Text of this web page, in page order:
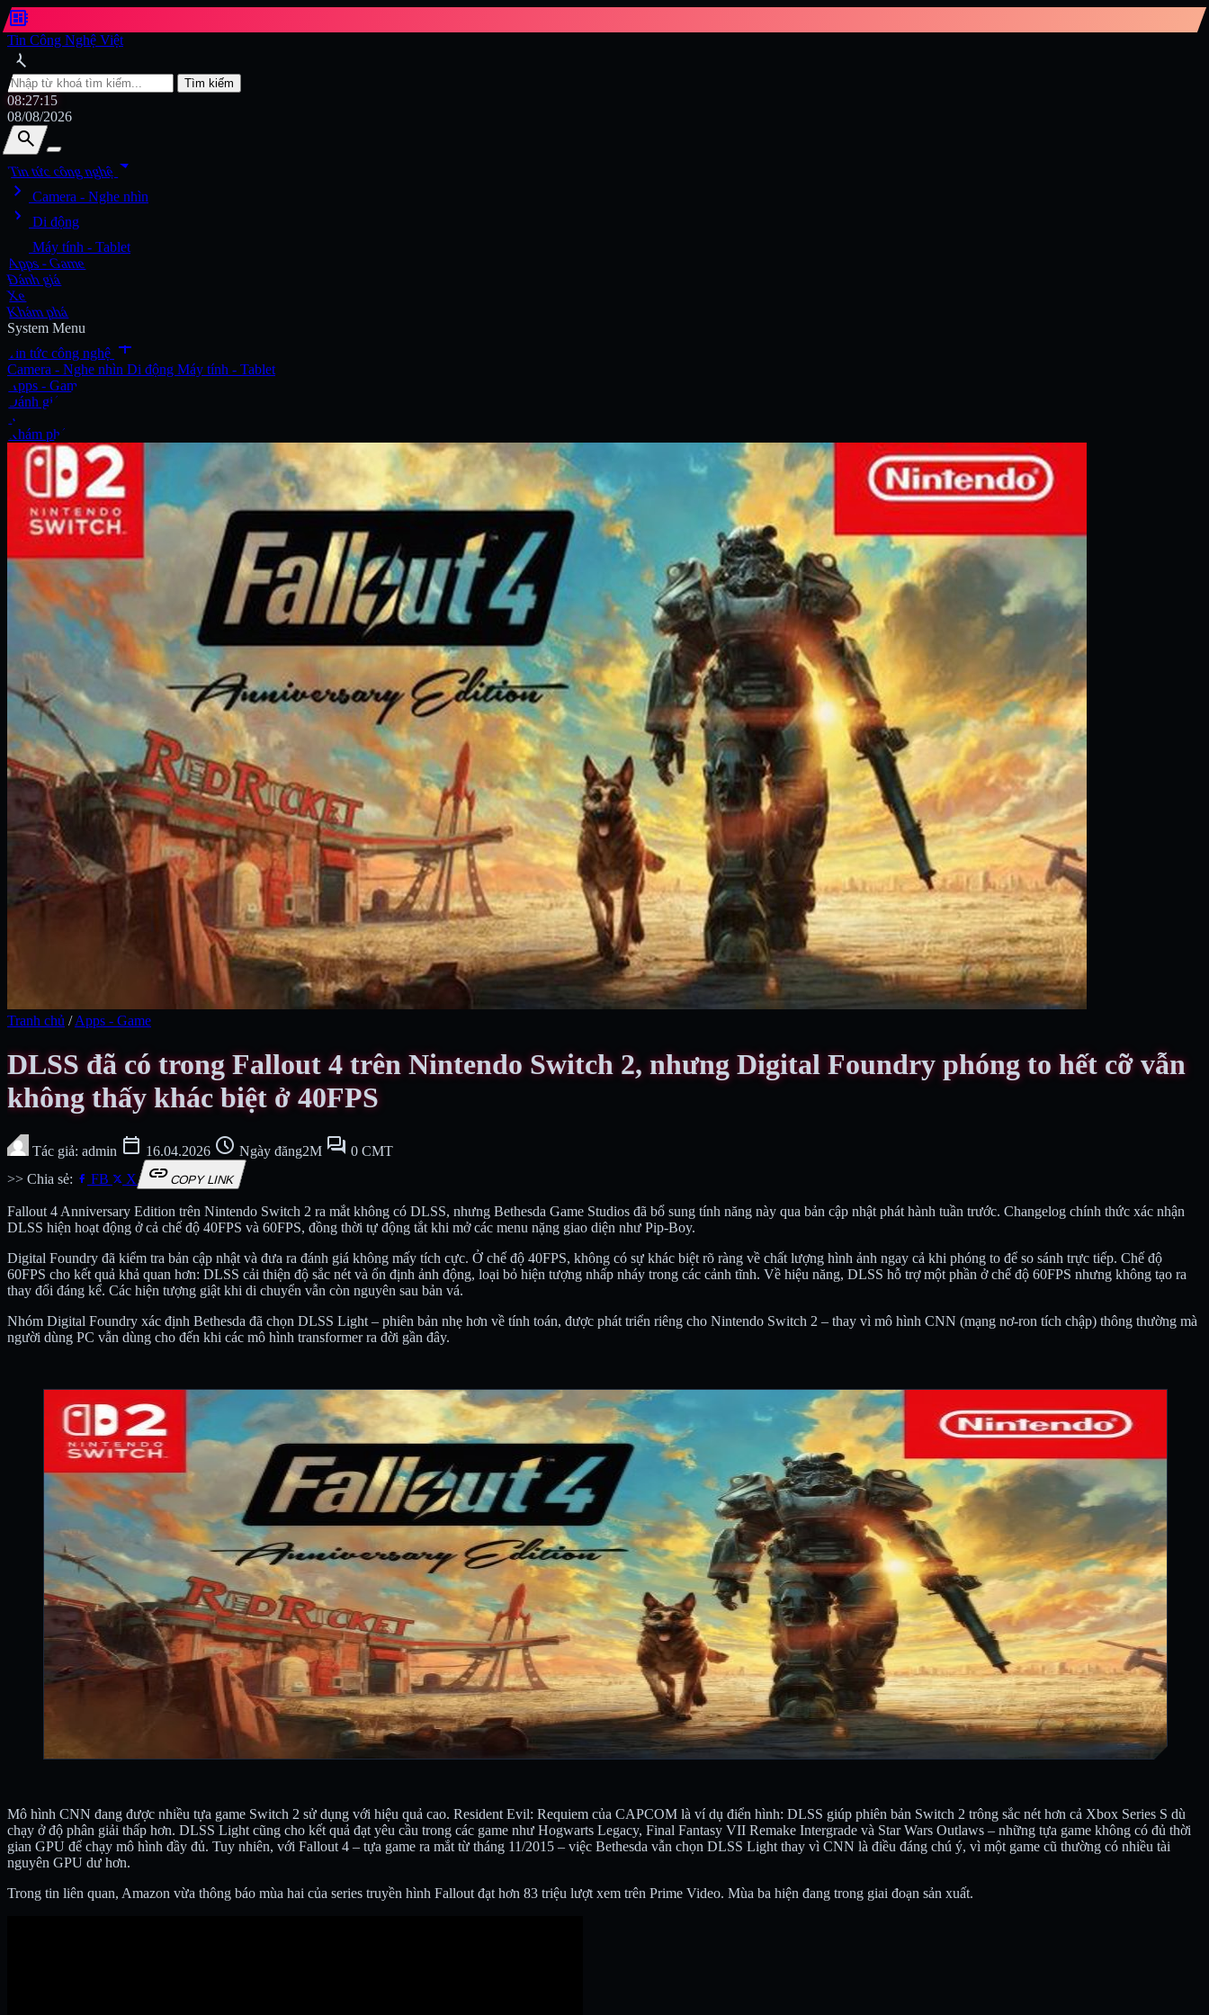
developer_board
Tin Công Nghệ Việt
search
Tìm kiếm
08:27:17
08/08/2026
search
search
Tin tức công nghệarrow_drop_down
chevron_right
Camera - Nghe nhìn
chevron_right Di động
Máy tính - Tablet
Apps - Game
Đánh giá
Xe
Khám phá
System Menu
Tin tức công nghệ add
Camera - Nghe nhìn Di động Máy tính - Tablet
Apps - Game
Đánh giá
Xe
Khám phá
Tranh chủ / Apps - Game
DLSS đã có trong Fallout 4 trên Nintendo Switch 2, nhưng Digital Foundry phóng to hết cỡ vẫn
không thấy khác biệt ở 40FPS
Tác giả: admin calendar_today 16.04.2026 schedule Ngày đăng2M forum 0 CMT
>> Chia sẻ:
FB X linkCOPY LINK
Fallout 4 Anniversary Edition trên Nintendo Switch 2 ra mắt không có DLSS, nhưng Bethesda Game Studios đã bổ sung tính năng này qua bản cập nhật phát hành tuần trước. Changelog chính thức xác nhận
DLSS hiện hoạt động ở cả chế độ 40FPS và 60FPS, đồng thời tự động tắt khi mở các menu nặng giao diện như Pip-Boy.
Digital Foundry đã kiểm tra bản cập nhật và đưa ra đánh giá không mấy tích cực. Ở chế độ 40FPS, không có sự khác biệt rõ ràng về chất lượng hình ảnh ngay cả khi phóng to để so sánh trực tiếp. Chế độ
60FPS cho kết quả khả quan hơn: DLSS cải thiện độ sắc nét và ổn định ảnh động, loại bỏ hiện tượng nhấp nháy trong các cảnh tĩnh. Về hiệu năng, DLSS hỗ trợ một phần ở chế độ 60FPS nhưng không tạo ra
thay đổi đáng kể. Các hiện tượng giật khi di chuyển vẫn còn nguyên sau bản vá.
Nhóm Digital Foundry xác định Bethesda đã chọn DLSS Light – phiên bản nhẹ hơn về tính toán, được phát triển riêng cho Nintendo Switch 2 – thay vì mô hình CNN (mạng nơ-ron tích chập) thông thường mà
người dùng PC vẫn dùng cho đến khi các mô hình transformer ra đời gần đây.
Mô hình CNN đang được nhiều tựa game Switch 2 sử dụng với hiệu quả cao. Resident Evil: Requiem của CAPCOM là ví dụ điển hình: DLSS giúp phiên bản Switch 2 trông sắc nét hơn cả Xbox Series S dù
chạy ở độ phân giải thấp hơn. DLSS Light cũng cho kết quả đạt yêu cầu trong các game như Hogwarts Legacy, Final Fantasy VII Remake Intergrade và Star Wars Outlaws – những tựa game không có đủ thời
gian GPU để chạy mô hình đầy đủ. Tuy nhiên, với Fallout 4 – tựa game ra mắt từ tháng 11/2015 – việc Bethesda vẫn chọn DLSS Light thay vì CNN là điều đáng chú ý, vì một game cũ thường có nhiều tài
nguyên GPU dư hơn.
Trong tin liên quan, Amazon vừa thông báo mùa hai của series truyền hình Fallout đạt hơn 83 triệu lượt xem trên Prime Video. Mùa ba hiện đang trong giai đoạn sản xuất.